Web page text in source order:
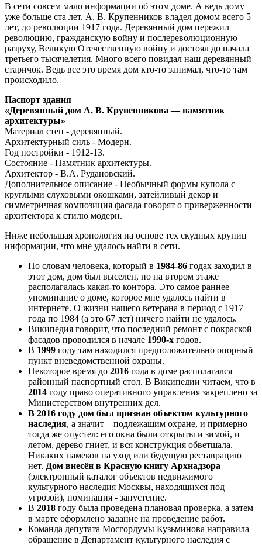
В сети совсем мало информации об этом доме. А ведь дому
уже больше ста лет. А. В. Крупенников владел домом всего 5
лет, до революции 1917 года. Деревянный дом пережил
революцию, гражданскую войну и послереволюционную
разруху, Великую Отечественную войну и достоял до начала
третьего тысячелетия. Много всего повидал наш деревянный
старичок. Ведь все это время дом кто-то занимал, что-то там
происходило.
Паспорт здания
«Деревянный дом А. В. Крупенникова — памятник
архитектуры»
Материал стен - деревянный.
Архитектурный силь - Модерн.
Год постройки - 1912-13.
Состояние - Памятник архитектуры.
Архитектор - В.А. Рудановский.
Дополнительное описание - Необычный формы купола с
круглыми слуховыми окошками, затейливый декор и
симметричная композиция фасада говорят о приверженности
архитектора к стилю модерн.
Ниже небольшая хронология на основе тех скудных крупиц
информации, что мне удалось найти в сети.
По словам человека, который в 1984-86 годах заходил в
этот дом, дом был выселен, но на втором этаже
располагалась какая-то контора. Это самое раннее
упоминание о доме, которое мне удалось найти в
интернете. О жизни нашего ветерана в период с 1917
года по 1984 (а это 67 лет) ничего найти не удалось.
Википедия говорит, что последний ремонт с покраской
фасадов проводился в начале 1990-х годов.
В 1999 году там находился предположительно опорный
пункт вневедомственной охраны.
Некоторое время до 2016 года в доме располагался
районный паспортный стол. В Википедии читаем, что в
2014 году право оперативного управления закреплено за
Министерством внутренних дел.
В 2016 году дом был признан объектом культурного
наследия, а значит – подлежащим охране, и примерно
тогда же опустел: его окна были открыты и зимой, и
летом, дерево гниет, и вся конструкция обветшала.
Никаких намеков на уход или будущую реставрацию
нет. Дом внесён в Красную книгу Архнадзора
(электронный каталог объектов недвижимого
культурного наследия Москвы, находящихся под
угрозой), номинация - запустение.
В 2018 году была проведена плановая проверка, а затем
в марте оформлено задание на проведение работ.
Команда депутата Мосгордумы Кузьминова направила
обращение в Департамент культурного наследия с